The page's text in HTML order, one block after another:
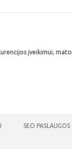
įveikimui,
SEO PASLAUGOS